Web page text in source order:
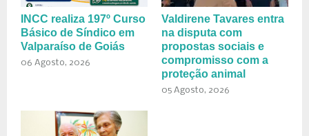
INCC realiza 197º Curso
Básico de Síndico em
Valparaíso de Goiás
06 Agosto, 2026
Valdirene Tavares entra
na disputa com
propostas sociais e
compromisso com a
proteção animal
05 Agosto, 2026